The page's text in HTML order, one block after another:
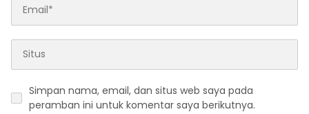
Simpan nama, email, dan situs web saya pada
peramban ini untuk komentar saya berikutnya.